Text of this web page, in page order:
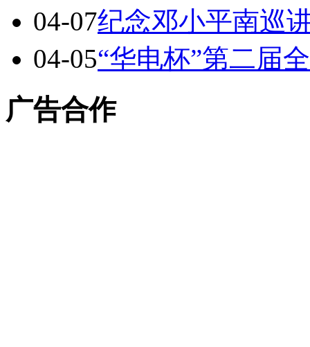
04-07纪念邓小平南巡
04-05“华电杯”第二届
广告合作